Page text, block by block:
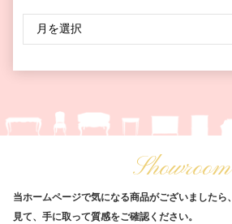
Showroom
当ホームページで気になる商品がございましたら、
見て、手に取って質感をご確認ください。